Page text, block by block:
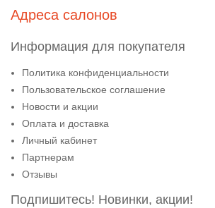
Адреса салонов
Информация для покупателя
Политика конфиденциальности
Пользовательское соглашение
Новости и акции
Оплата и доставка
Личный кабинет
Партнерам
Отзывы
Подпишитесь! Новинки, акции!